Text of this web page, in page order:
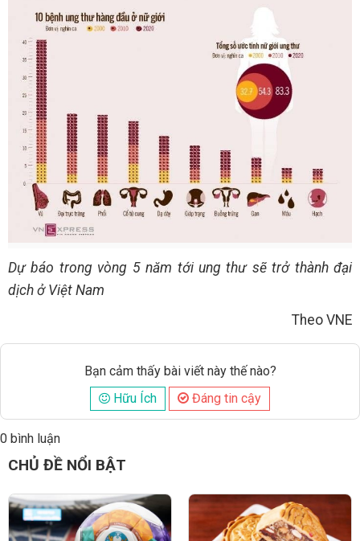
Dự báo trong vòng 5 năm tới ung thư sẽ trở thành đại
dịch ở Việt Nam
Theo VNE
Bạn cảm thấy bài viết này thế nào?
Hữu Ích
Đáng tin cậy
0 bình luận
Đăng